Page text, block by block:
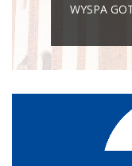
WYSPA